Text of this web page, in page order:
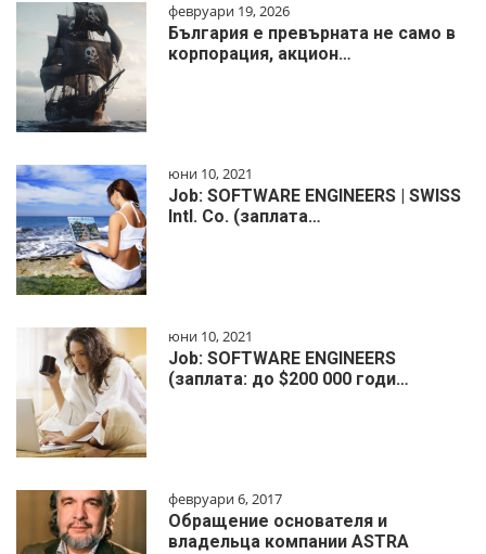
февруари 19, 2026
България е превърната не само в
корпорация, акцион…
юни 10, 2021
Job: SOFTWARE ENGINEERS | SWISS
Intl. Co. (заплата…
юни 10, 2021
Job: SOFTWARE ENGINEERS
(заплата: до $200 000 годи…
февруари 6, 2017
Обращение основателя и
владельца компании ASTRA